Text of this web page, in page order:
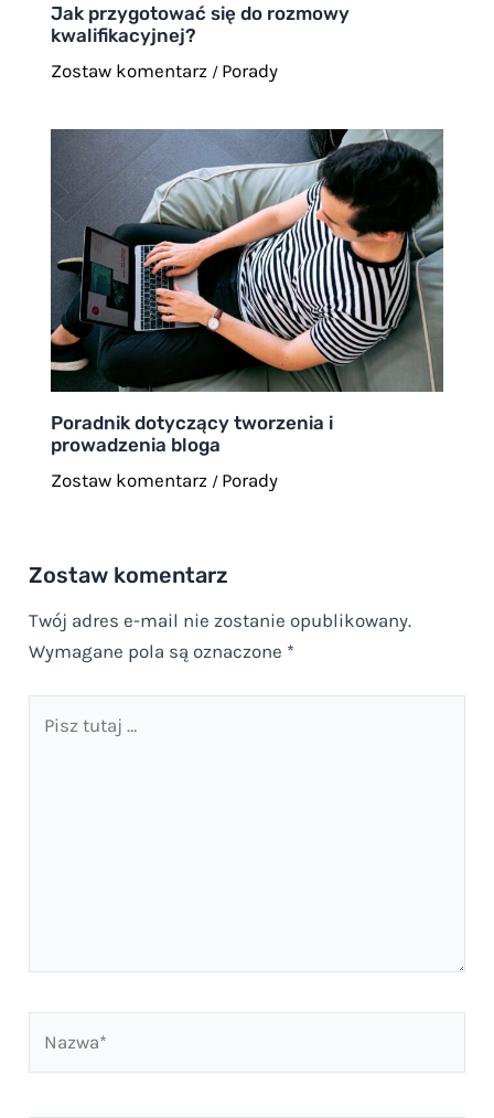
Jak przygotować się do rozmowy
kwalifikacyjnej?
Zostaw komentarz / Porady
Poradnik dotyczący tworzenia i
prowadzenia bloga
Zostaw komentarz / Porady
Zostaw komentarz
Twój adres e-mail nie zostanie opublikowany.
Wymagane pola są oznaczone *
tutaj